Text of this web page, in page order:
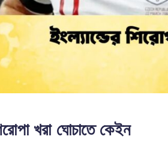
খরা ঘোচাতে কেইন